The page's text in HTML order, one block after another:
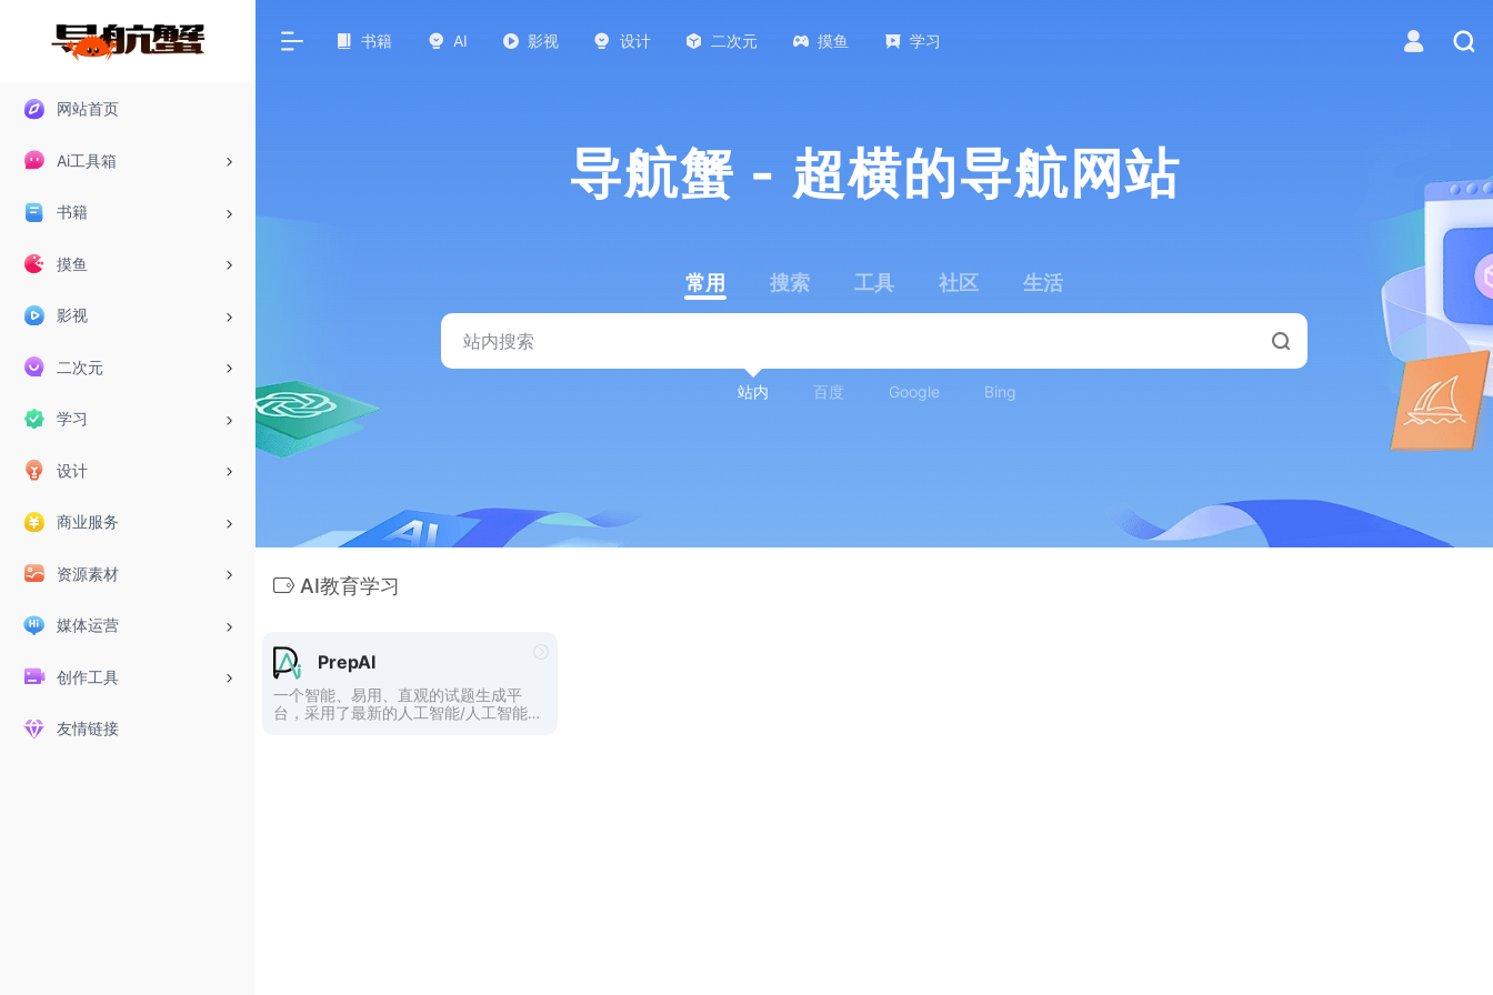
网站首页
Ai工具箱
书籍
摸鱼
影视
二次元
学习
设计
商业服务
资源素材
媒体运营
创作工具
友情链接
书籍 AI 影视 设计 二次元 摸鱼 学习
导航蟹 - 超横的导航网站
常用 搜索 工具 社区 生活
站内 百度 Google Bing
AI教育学习
PrepAI
一个智能、易用、直观的试题生成平
台，采用了最新的人工智能/人工智能